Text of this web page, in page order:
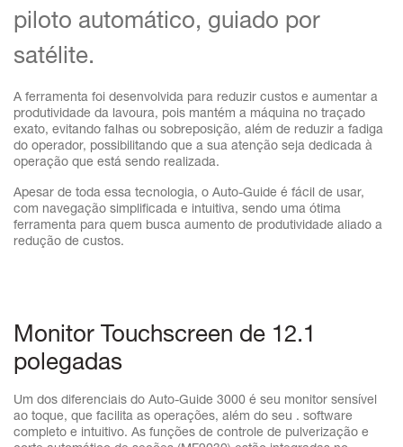
piloto automático, guiado por
satélite.
A ferramenta foi desenvolvida para reduzir custos e aumentar a
produtividade da lavoura, pois mantém a máquina no traçado
exato, evitando falhas ou sobreposição, além de reduzir a fadiga
do operador, possibilitando que a sua atenção seja dedicada à
operação que está sendo realizada.
Apesar de toda essa tecnologia, o Auto-Guide é fácil de usar,
com navegação simplificada e intuitiva, sendo uma ótima
ferramenta para quem busca aumento de produtividade aliado a
redução de custos.
Monitor Touchscreen de 12.1
polegadas
Um dos diferenciais do Auto-Guide 3000 é seu monitor sensível
ao toque, que facilita as operações, além do seu . software
completo e intuitivo. As funções de controle de pulverização e